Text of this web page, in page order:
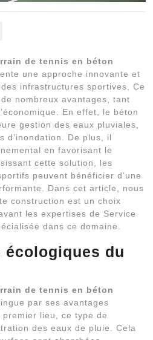
de tennis en béton
une approche innovante et
infrastructures sportives. Ce
nombreux avantages, tant
En effet, le béton
gestion des eaux pluviales,
d’inondation. De plus, il
en favorisant le
cette solution, les
peuvent bénéficier d’une
Dans cet article, nous
construction est un choix
les expertises de Service
dans ce domaine.
écologiques du
de tennis en béton
par ses avantages
lieu, ce type de
des eaux de pluie. Cela